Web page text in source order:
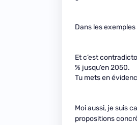
Dans les
Et c’est
% jusqu’en 2050.
Tu mets en
Moi aussi, je suis
propositions